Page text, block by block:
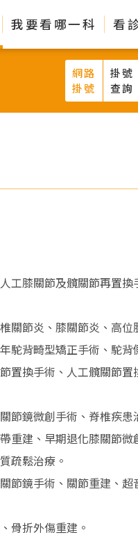
我要看哪一科 看
網路
掛號
掛號
查詢
膝關節及髖關節再置
關節炎、膝關節炎、高位
背畸型矯正手術、駝
換手術、人工髖關節
鏡微創手術、脊椎疾患
建、早期退化膝關節微
疏鬆治療。
節鏡手術、關節重建、超
骨折外傷重建。